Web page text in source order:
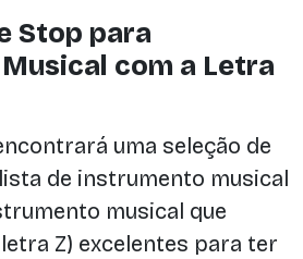
Stop para
com a Letra
uma seleção de
de instrumento musical
musical que
Z) excelentes para ter